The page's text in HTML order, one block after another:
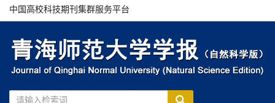
中国高校科技期刊集群服务平台